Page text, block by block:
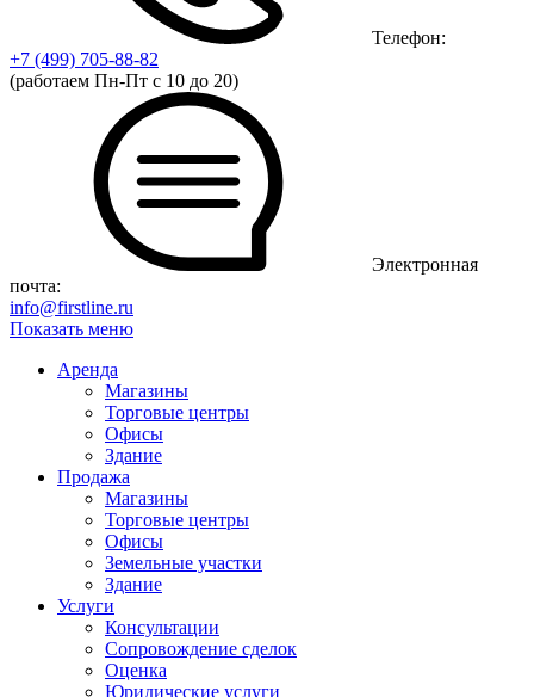
Телефон:
+7 (499) 705-88-82
(работаем Пн-Пт с 10 до 20)
Электронная
почта:
info@firstline.ru
Показать меню
Аренда
Магазины
Торговые центры
Офисы
Здание
Продажа
Магазины
Торговые центры
Офисы
Земельные участки
Здание
Услуги
Консультации
Сопровождение сделок
Оценка
Юридические услуги